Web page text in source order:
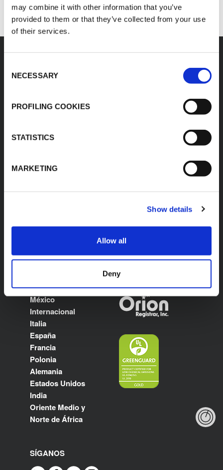
may combine it with other information that you’ve
provided to them or that they’ve collected from your use
of their services.
Selection
NECESSARY
PROFILING COOKIES
STATISTICS
MARKETING
Show details
Allow all
Deny
Sobre nosotros
Aplicaciones
Buscar productos
K-FLEX de México, S.
Av. Universal No. 540,
Apodaca, Nuevo Leon,
Teléfono +52 (81)2 060
www.kflex.com
México
Internacional
Italia
España
Francia
Polonia
Alemania
Estados Unidos
India
Oriente Medio y
Norte de África
CERTIFICACIONES
SÍGANOS